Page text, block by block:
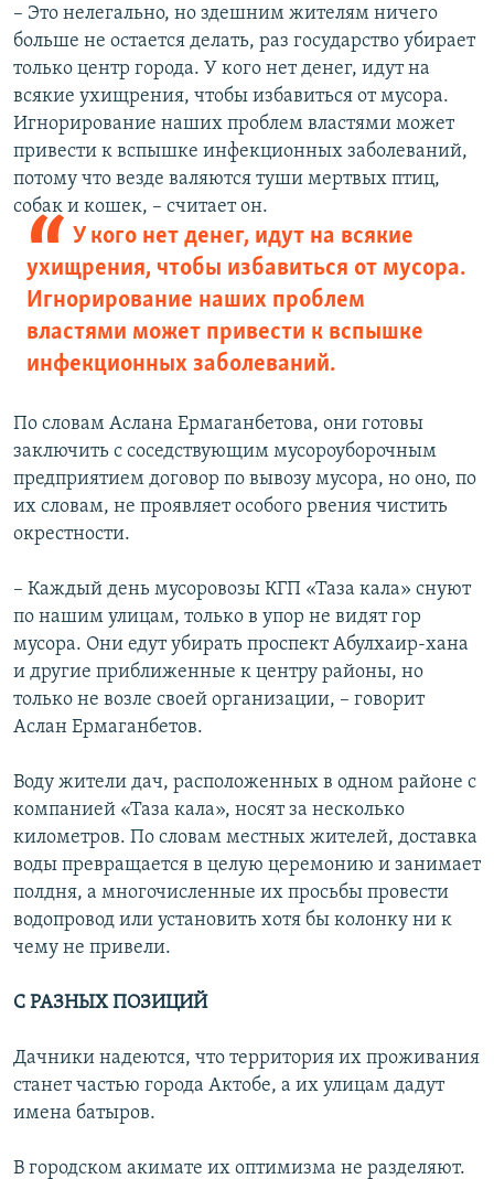
– Это нелегально, но здешним жителям ничего
больше не остается делать, раз государство убирает
только центр города. У кого нет денег, идут на
всякие ухищрения, чтобы избавиться от мусора.
Игнорирование наших проблем властями может
привести к вспышке инфекционных заболеваний,
потому что везде валяются туши мертвых птиц,
собак и кошек, – считает он.
У кого нет денег, идут на всякие
ухищрения, чтобы избавиться от мусора.
Игнорирование наших проблем
властями может привести к вспышке
инфекционных заболеваний.
По словам Аслана Ермаганбетова, они готовы
заключить с соседствующим мусороуборочным
предприятием договор по вывозу мусора, но оно, по
их словам, не проявляет особого рвения чистить
окрестности.
– Каждый день мусоровозы КГП «Таза кала» снуют
по нашим улицам, только в упор не видят гор
мусора. Они едут убирать проспект Абулхаир-хана
и другие приближенные к центру районы, но
только не возле своей организации, – говорит
Аслан Ермаганбетов.
Воду жители дач, расположенных в одном районе с
компанией «Таза кала», носят за несколько
километров. По словам местных жителей, доставка
воды превращается в целую церемонию и занимает
полдня, а многочисленные их просьбы провести
водопровод или установить хотя бы колонку ни к
чему не привели.
С РАЗНЫХ ПОЗИЦИЙ
Дачники надеются, что территория их проживания
станет частью города Актобе, а их улицам дадут
имена батыров.
В городском акимате их оптимизма не разделяют.